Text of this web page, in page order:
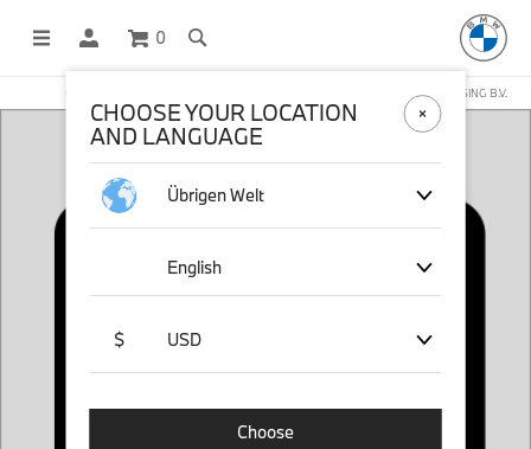
0
OFFICIAL BMW LIFESTYLE SHOP OPERATED BY STICHD SPORTMERCHANDISING B.V.
CHOOSE YOUR LOCATION
AND LANGUAGE
Übrigen Welt
English
$ USD
Choose